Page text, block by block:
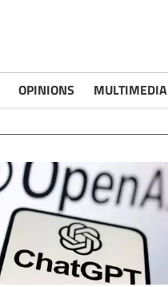
OPINIONS MULTIMEDIA